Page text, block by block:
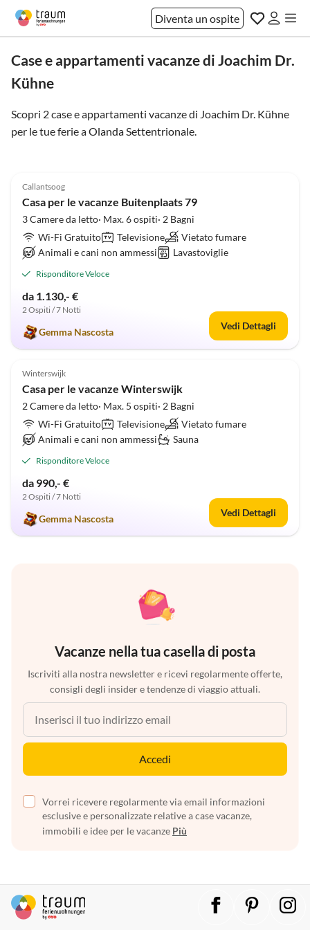
Diventa un ospite
Case e appartamenti vacanze di Joachim Dr.
Kühne
Scopri 2 case e appartamenti vacanze di Joachim Dr. Kühne
per le tue ferie aOlanda Settentrionale.
Callantsoog
Casa per le vacanze Buitenplaats 79
3 Camere da letto· Max. 6 ospiti· 2 Bagni
Wi-Fi Gratuito
Televisione
Vietato fumare
Animali e cani non ammessi
Lavastoviglie
Risponditore Veloce
da 1.130,- €
2 Ospiti / 7 Notti
Gemma Nascosta
Vedi Dettagli
5.0 (8)
Winterswijk
Casa per le vacanze Winterswijk
2 Camere da letto· Max. 5 ospiti· 2 Bagni
Wi-Fi Gratuito
Televisione
Vietato fumare
Animali e cani non ammessi
Sauna
Risponditore Veloce
da 990,- €
2 Ospiti / 7 Notti
Gemma Nascosta
Vedi Dettagli
Vacanze nella tua casella di posta
Iscriviti alla nostra newsletter e ricevi regolarmente offerte,
consigli degli insider e tendenze di viaggio attuali.
Accedi
Vorrei ricevere regolarmente via email informazioni
esclusive e personalizzate relative a case vacanze,
immobili e idee per le vacanze Più